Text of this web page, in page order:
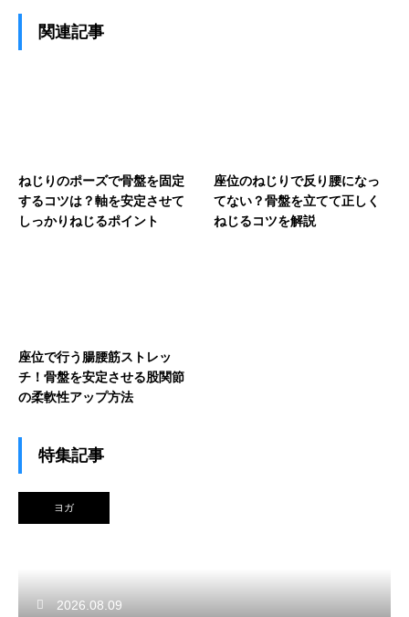
関連記事
ねじりのポーズで骨盤を固定
するコツは？軸を安定させて
しっかりねじるポイント
座位のねじりで反り腰になっ
てない？骨盤を立てて正しく
ねじるコツを解説
座位で行う腸腰筋ストレッ
チ！骨盤を安定させる股関節
の柔軟性アップ方法
特集記事
ヨガ
2026.08.09